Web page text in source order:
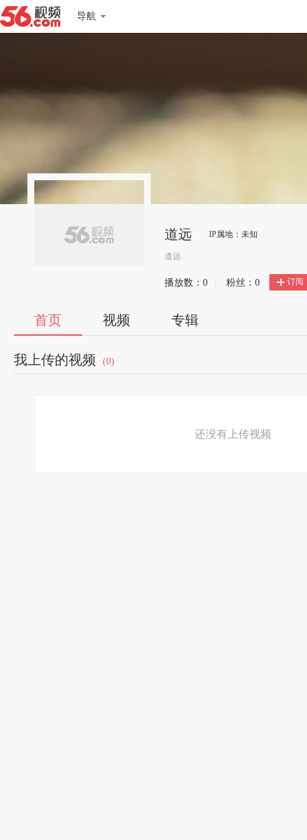
导航
道远 IP属地：未知
道远
播放数： 0 粉丝： 0 订阅
首页 视频 专辑
我上传的视频 (0)
还没有上传视频